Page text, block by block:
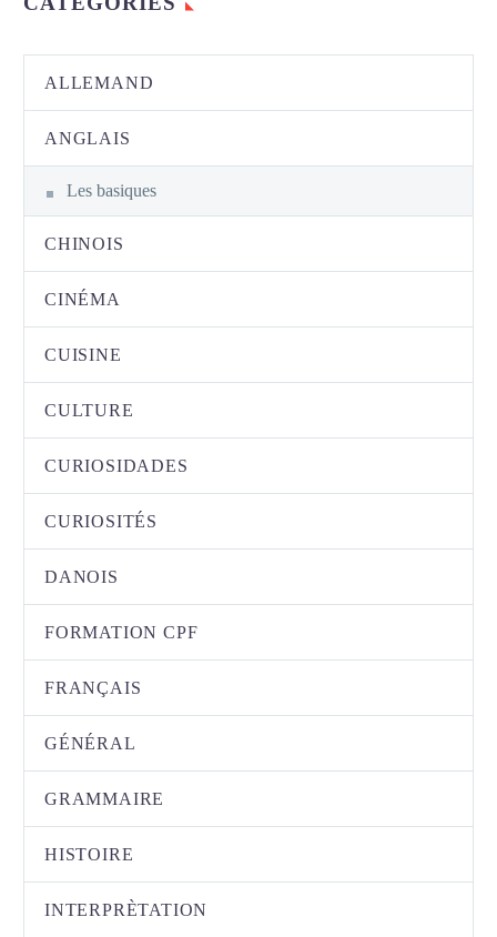
ALLEMAND
ANGLAIS
Les basiques
CHINOIS
CINÉMA
CUISINE
CULTURE
CURIOSIDADES
CURIOSITÉS
DANOIS
FORMATION CPF
FRANÇAIS
GÉNÉRAL
GRAMMAIRE
HISTOIRE
INTERPRÈTATION